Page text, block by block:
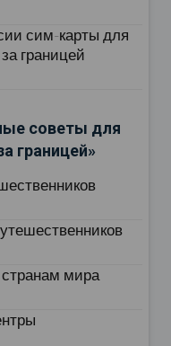
сим-карты для
границей
советы для
границей»
мира